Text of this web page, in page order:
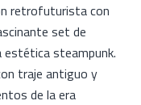
retrofuturista con
set de
estética steampunk.
traje antiguo y
de la era